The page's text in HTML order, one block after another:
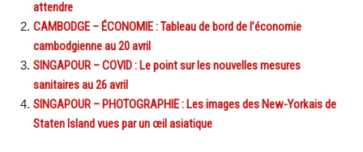
attendre
CAMBODGE – ÉCONOMIE : Tableau de bord de l’économie
cambodgienne au 20 avril
SINGAPOUR – COVID : Le point sur les nouvelles mesures
sanitaires au 26 avril
SINGAPOUR – PHOTOGRAPHIE : Les images des New-Yorkais de
Staten Island vues par un œil asiatique